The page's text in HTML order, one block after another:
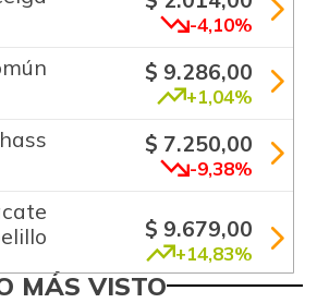
-4,10%
$ 9.286,00
+1,04%
$ 7.250,00
-9,38%
$ 9.679,00
+14,83%
MÁS VISTO